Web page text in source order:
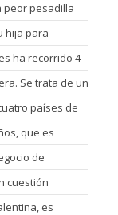
peor pesadilla
hija para
ha recorrido 4
Se trata de un
países de
que es
de
cuestión
es